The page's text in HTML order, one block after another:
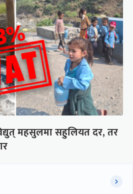
महसुलमा सहुलियत दर, तर